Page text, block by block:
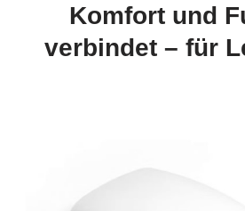
Komfort und
verbindet – für